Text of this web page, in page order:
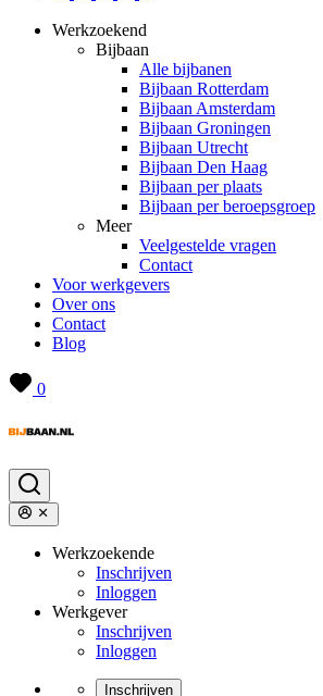
Werkzoekend
Bijbaan
Alle bijbanen
Bijbaan Rotterdam
Bijbaan Amsterdam
Bijbaan Groningen
Bijbaan Utrecht
Bijbaan Den Haag
Bijbaan per plaats
Bijbaan per beroepsgroep
Meer
Veelgestelde vragen
Contact
Voor werkgevers
Over ons
Contact
Blog
0
Werkzoekende
Inschrijven
Inloggen
Werkgever
Inschrijven
Inloggen
Inschrijven